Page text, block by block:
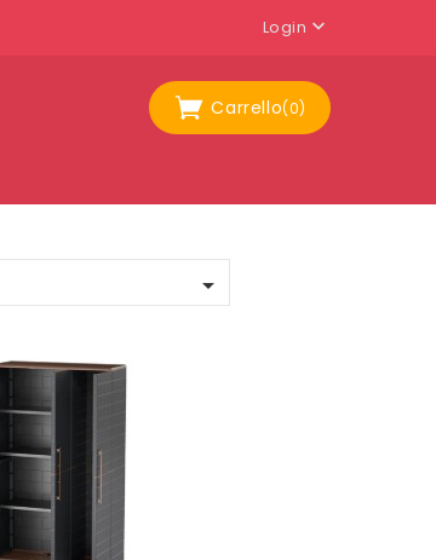
Login 
Carrello(0)
